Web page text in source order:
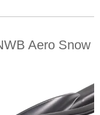
Aero Snow